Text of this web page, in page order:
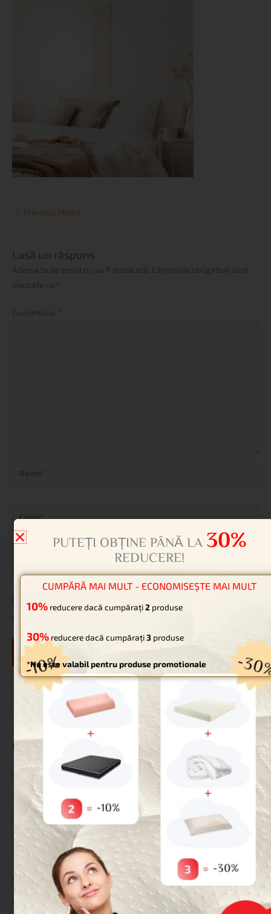
← Previous Media
Lasă un răspuns
Adresa ta de email nu va fi publicată. Câmpurile obligatorii sunt
marcate cu
Comentariu
Salvează-mi numele, emailul și site-ul web în acest navigator
Categorii
Paturi pentru animale de companie
Uncategorized
Reduceri
Saltele
Topperе
Protecții
Perne
PUTEȚI OBȚINE PÂNĂ LA30%
REDUCERE!
CUMPĂRĂ MAI MULT - ECONOMISEȘTE MAI MULT
10% reducere dacă cumpărați2 produse
30%reducere dacă cumpărați3 produse
*Nu este valabil pentru produse promotionale